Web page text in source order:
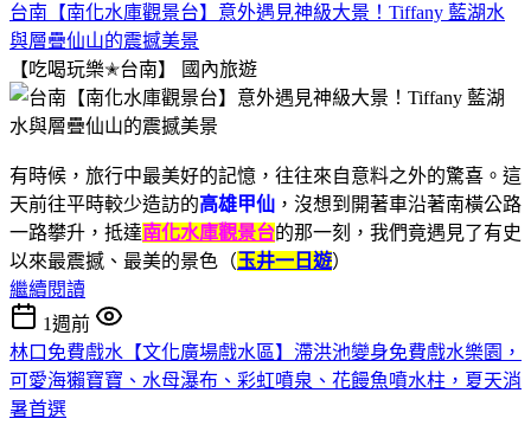
台南【南化水庫觀景台】意外遇見神級大景！Tiffany 藍湖水
與層疊仙山的震撼美景
【吃喝玩樂✭台南】
國內旅遊
有時候，旅行中最美好的記憶，往往來自意料之外的驚喜。這
天前往平時較少造訪的高雄甲仙 ，沒想到開著車沿著南橫公路
一路攀升，抵達南化水庫觀景台的那一刻，我們竟遇見了有史
以來最震撼、最美的景色（玉井一日遊）
繼續閱讀
1週前
林口免費戲水【文化廣場戲水區】滯洪池變身免費戲水樂園，
可愛海獺寶寶、水母瀑布、彩虹噴泉、花饅魚噴水柱，夏天消
暑首選